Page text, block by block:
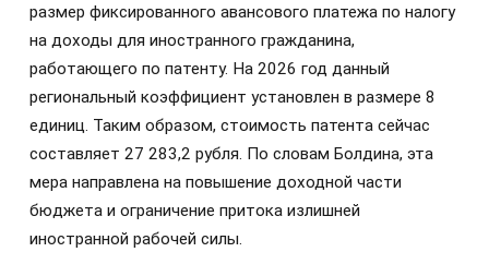
размер фиксированного авансового платежа по налогу
на доходы для иностранного гражданина,
работающего по патенту. На 2026 год данный
региональный коэффициент установлен в размере 8
единиц. Таким образом, стоимость патента сейчас
составляет 27 283,2 рубля. По словам Болдина, эта
мера направлена на повышение доходной части
бюджета и ограничение притока излишней
иностранной рабочей силы.